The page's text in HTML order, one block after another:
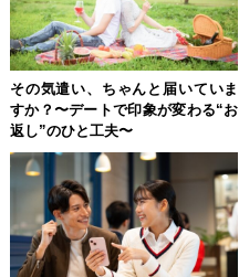
その気遣い、ちゃんと届いていま
すか？〜デートで印象が変わる“お
返し”のひと工夫〜